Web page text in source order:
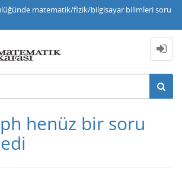
matematik/fizik/bilgisayar bilimleri soru
henüz bir soru